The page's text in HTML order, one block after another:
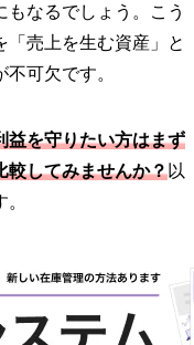
なるでしょう。こう
「売上を生む資産」と
可欠です。
益を守りたい方はまず
較してみませんか？以